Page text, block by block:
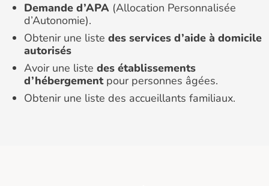
Demande d’APA (Allocation Personnalisée
d’Autonomie).
Obtenir une liste des services d’aide à domicile
autorisés
Avoir une liste des établissements
d’hébergementpour personnes âgées.
Obtenir une liste des accueillants familiaux.